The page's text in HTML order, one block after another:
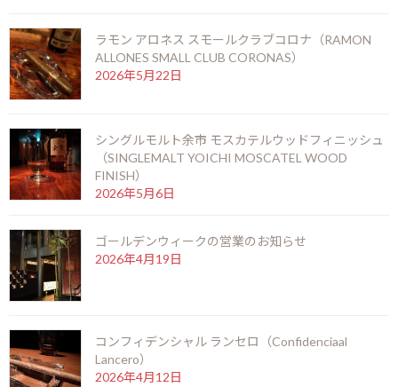
お陰をもちましてスーペルノーバ北新地店は14周
年を迎えることとなりました。
ビッグピート33年 コニャック＆シェリーフィニ
ッシュ（BIG PEAT 33years COGNAC & SHERRY
FINISH）
ラモン アロネス スモールクラブコロナ（RAMON
シングルモルト余市 モスカテルウッドフィニッシ
ュ（SINGLEMALT YOICHI MOSCATEL WOOD
ラモン アロネス スモールクラブコロナ（RAMON
ALLONES SMALL CLUB CORONAS）
2026年5月22日
シングルモルト余市 モスカテルウッドフィニッシュ
（SINGLEMALT YOICHI MOSCATEL WOOD
FINISH）
2026年5月6日
ゴールデンウィークの営業のお知らせ
2026年4月19日
コンフィデンシャル ランセロ（Confidenciaal
Lancero）
2026年4月12日